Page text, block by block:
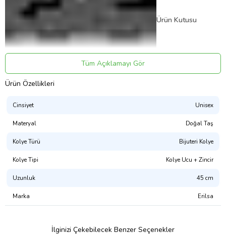
Ürün Kutusu
Ürününüz
ile
gönderilmektedir.
Tüm Açıklamayı Gör
Ürün Özellikleri
Cinsiyet Unisex
Materyal Doğal Taş
Kolye Türü Bijuteri Kolye
Kolye Tipi Kolye Ucu + Zincir
Uzunluk 45 cm
Marka Erilsa
İlginizi Çekebilecek Benzer Seçenekler